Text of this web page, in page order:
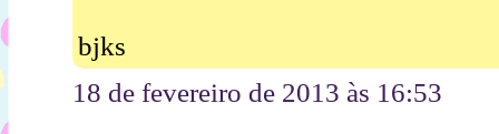
bjks
18 de fevereiro de 2013 às 16:53